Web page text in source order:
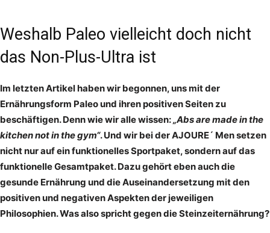
Weshalb Paleo vielleicht doch nicht
das Non-Plus-Ultra ist
Im letzten Artikel haben wir begonnen, uns mit der
Ernährungsform Paleo und ihren positiven Seiten zu
beschäftigen. Denn wie wir alle wissen:„Abs are made in the
kitchen not in the gym“. Und wir bei der AJOURE´ Men setzen
nicht nur auf ein funktionelles Sportpaket, sondern auf das
funktionelle Gesamtpaket. Dazu gehört eben auch die
gesunde Ernährung und die Auseinandersetzung mit den
positiven und negativen Aspekten der jeweiligen
Philosophien. Was also spricht gegen die Steinzeiternährung?